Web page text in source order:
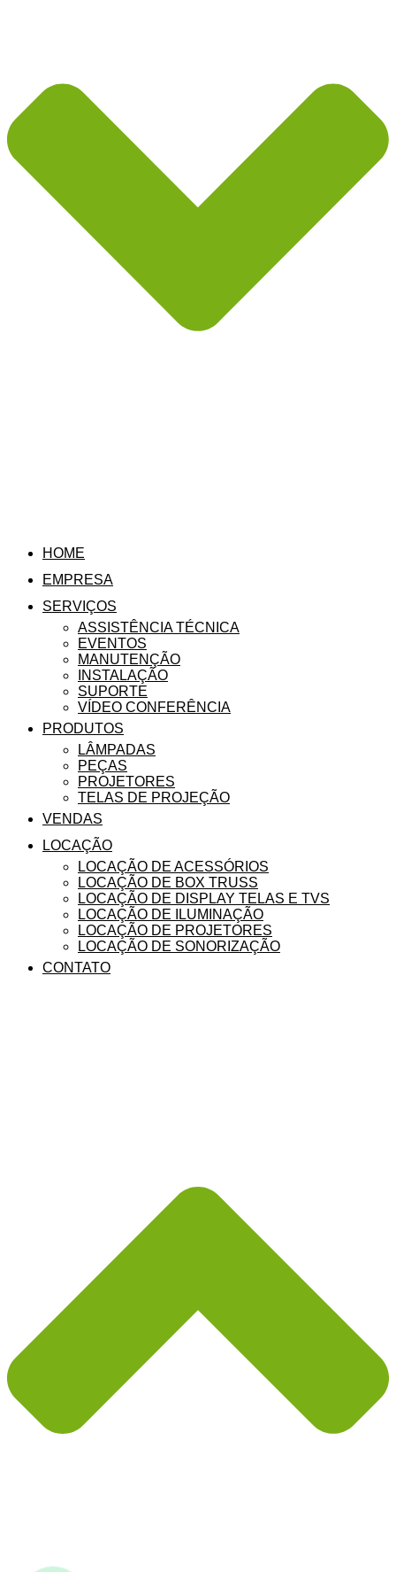
HOME
EMPRESA
SERVIÇOS
ASSISTÊNCIA TÉCNICA
EVENTOS
MANUTENÇÃO
INSTALAÇÃO
SUPORTE
VÍDEO CONFERÊNCIA
PRODUTOS
LÂMPADAS
PEÇAS
PROJETORES
TELAS DE PROJEÇÃO
VENDAS
LOCAÇÃO
LOCAÇÃO DE ACESSÓRIOS
LOCAÇÃO DE BOX TRUSS
LOCAÇÃO DE DISPLAY TELAS E TVS
LOCAÇÃO DE ILUMINAÇÃO
LOCAÇÃO DE PROJETORES
LOCAÇÃO DE SONORIZAÇÃO
CONTATO